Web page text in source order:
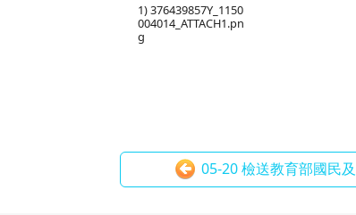
1) 376439857Y_1150
004014_ATTACH1.pn
g
05-20 檢送教育部國民